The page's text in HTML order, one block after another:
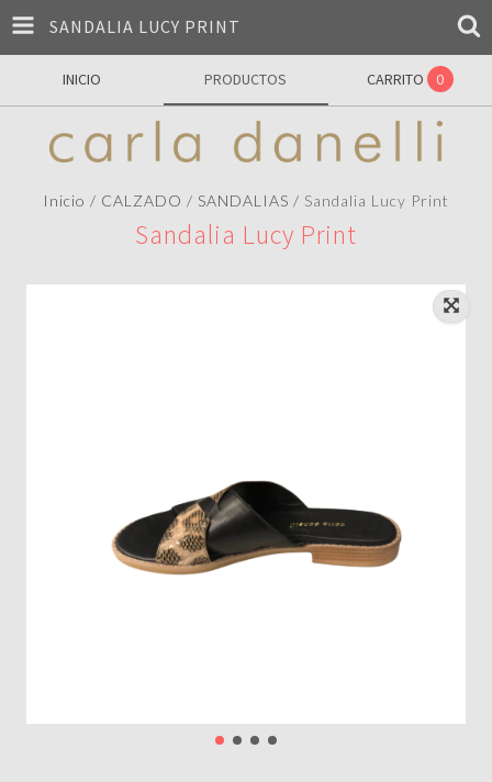
SANDALIA LUCY PRINT
INICIO PRODUCTOS CARRITO 0
Inicio / CALZADO / SANDALIAS / Sandalia Lucy Print
Sandalia Lucy Print